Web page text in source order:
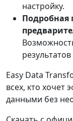
настройку.
Подробная
Easy Data
всех, кто хочет
данными без